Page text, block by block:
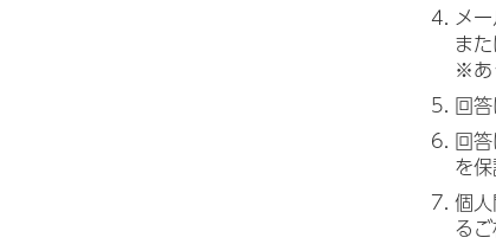
メ
ま
※あ
回
回
を
個
る